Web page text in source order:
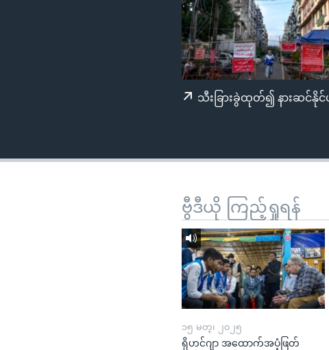
ကျော်
သီးခြားခွဲထုတ်၍ နားဆင်နို
ဗွီဒီယို ကြည့်ရှုရန်
၁၅ မတ္၊ ၂၀၂၅
ရိုဟင်ဂျာ အထောက်အပံ့ဖြတ်